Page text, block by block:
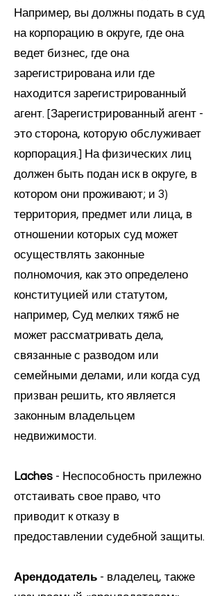
Например, вы должны подать в суд
на корпорацию в округе, где она
ведет бизнес, где она
зарегистрирована или где
находится зарегистрированный
агент. [Зарегистрированный агент -
это сторона, которую обслуживает
корпорация.] На физических лиц
должен быть подан иск в округе, в
котором они проживают; и 3)
территория, предмет или лица, в
отношении которых суд может
осуществлять законные
полномочия, как это определено
конституцией или статутом,
например, Суд мелких тяжб не
может рассматривать дела,
связанные с разводом или
семейными делами, или когда суд
призван решить, кто является
законным владельцем
недвижимости.
Laches - Неспособность прилежно
отстаивать свое право, что
приводит к отказу в
предоставлении судебной защиты.
Арендодатель - владелец, также